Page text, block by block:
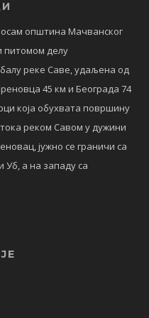
општина Мачванског
питомом делу
реке Саве, удаљена од
45 км и Београда 74
која обухвата површину
реком Савом у дужини
јужно се граничи са
а на западу са